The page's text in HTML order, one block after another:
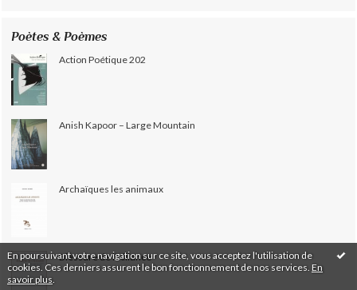
En poursuivant votre navigation sur ce site, vous acceptez l'utilisation de
cookies. Ces derniers assurent le bon fonctionnement de nos services. En
savoir plus
Poètes & Poèmes
Action Poétique 202
Anish Kapoor – Large Mountain
Archaïques les animaux
Blessure de l’Alliance